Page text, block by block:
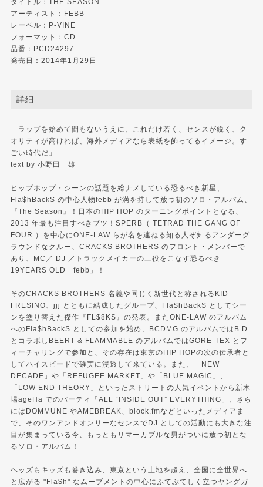
タイトル：THE SEASON
アーティスト：FEBB
レーベル： P-VINE
フォーマット：CD
品番：PCD24297
発売日：2014年1月29日
詳細
「ラップを始めて間もないうえに、これだけ若く、センスが鋭く、ク
オリティが高ければ、海外メディアなら表紙を飾ってるイメージ。す
ごい時代だ」
text by 小野田 雄
ヒップホップ・シーンの話題を総ナメしている恐るべき新星、
Fla$hBackS の中心人物febb が満を持して放つ初のソロ・アルバム、
『The Season』！日本のHIP HOP のターニングポイントとなる、
2013 年最も注目すべきブツ！SPERB（ TETRAD THE GANG OF
FOUR ）を中心にONE-LAW らが名を連ねる知る人ぞ知るアンダーグ
ラウンドなクルー、CRACKS BROTHERS のフロント・メンバーで
あり、MC／ DJ ／トラックメイカーの三役をこなす恐るべき
19YEARS OLD「febb」！
そのCRACKS BROTHERS 名義や同じく新世代と称されるKID
FRESINO、jjj とともに結成したグループ、Fla$hBackS としてシー
ンを塗り替えた傑作『FL$8KS』の発表。またONE-LAW のアルバム
へのFla$hBackS としての参加を始め、BCDMG のアルバムではB.D.
とコラボしBEERT & FLAMMABLE のアルバムではGORE-TEX とフ
ィーチャリングで参加と、その存在は東京のHIP HOPの次の伝承者と
してハイスピードで確実に浸透して来ている。また、「NEW
DECADE」や「REFUGEE MARKET」や「BLUE MAGIC」、
「LOW END THEORY」といったストリートの人気イベントから新木
場ageHa でのパーティ「ALL “INSIDE OUT” EVERYTHING」、さら
にはDOMMUNE やAMEBREAK、block.fmなどといったメディアま
で、そのワンアンドオンリーなセンスでDJ としての活動にも大きな注
目が集まっている今、もっともリマーカブルな男がついに放つ初とな
るソロ・アルバム！
ヘッズもキッズも巻き込み、東京という土地を超え、全国に全世界へ
と広がる "Fla$h" なムーブメントの中心にふてぶてしく立つヤングガ